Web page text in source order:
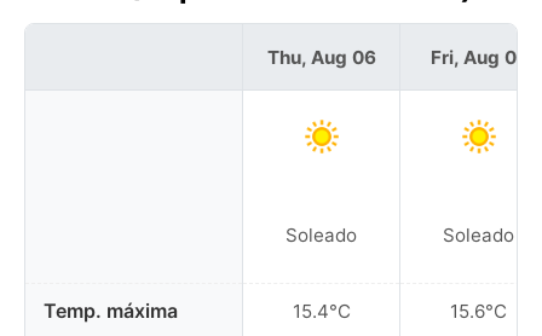
Temp. máxima
Thu, Aug 06
Soleado
15.4°C
Fri, Aug 07
Soleado
15.6°C